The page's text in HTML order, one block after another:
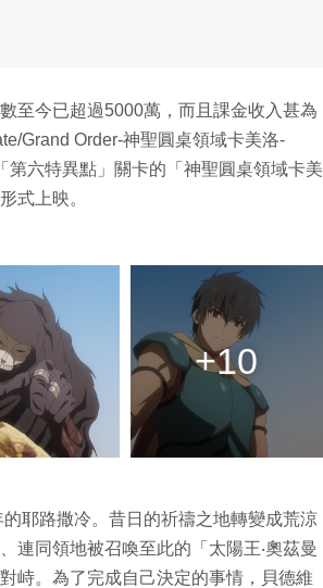
至今已超過5000萬，而且課金收入甚為
Grand Order-神聖圓桌領域卡美洛-
六特異點」關卡的「神聖圓桌領域卡美
式上映。
+10
耶路撒冷。昔日的祈禱之地轉變成荒涼
連同領地被召喚至此的「太陽王‧奧茲曼
峙。為了完成自己決定的事情，貝德維